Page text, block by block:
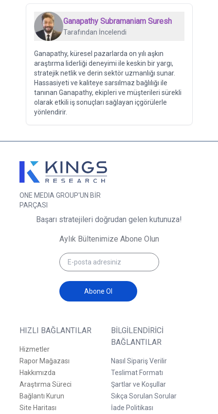
Ganapathy Subramaniam Suresh
Tarafından İncelendi
Ganapathy, küresel pazarlarda on yılı aşkın
araştırma liderliği deneyimi ile keskin bir yargı,
stratejik netlik ve derin sektör uzmanlığı sunar.
Hassasiyeti ve kaliteye sarsılmaz bağlılığı ile
tanınan Ganapathy, ekipleri ve müşterileri sürekli
olarak etkili iş sonuçları sağlayan içgörülerle
yönlendirir.
ONE MEDIA GROUP'UN BİR
PARÇASI
HIZLI BAĞLANTILAR
Hizmetler
Rapor Mağazası
Hakkımızda
Araştırma Süreci
Bağlantı Kurun
Site Haritası
BILGILENDIRICI
BAĞLANTILAR
Nasıl Sipariş Verilir
Teslimat Formatı
Şartlar ve Koşullar
Sıkça Sorulan Sorular
İade Politikası
Başarı stratejileri doğrudan gelen kutunuza!
Aylık Bültenimize Abone Olun
Abone Ol